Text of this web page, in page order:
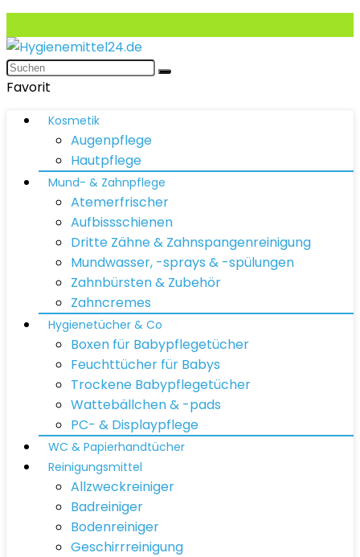
Favorit
Kosmetik
Augenpflege
Hautpflege
Mund- & Zahnpflege
Atemerfrischer
Aufbissschienen
Dritte Zähne & Zahnspangenreinigung
Mundwasser, -sprays & -spülungen
Zahnbürsten & Zubehör
Zahncremes
Hygienetücher & Co
Boxen für Babypflegetücher
Feuchttücher für Babys
Trockene Babypflegetücher
Wattebällchen & -pads
PC- & Displaypflege
WC & Papierhandtücher
Reinigungsmittel
Allzweckreiniger
Badreiniger
Bodenreiniger
Geschirrreinigung